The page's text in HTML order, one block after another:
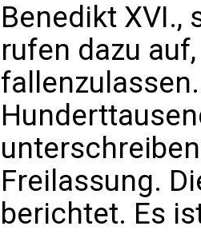
Benedikt XVI.,
rufen dazu
fallenzulassen.
Freilassung.
berichtet. Es